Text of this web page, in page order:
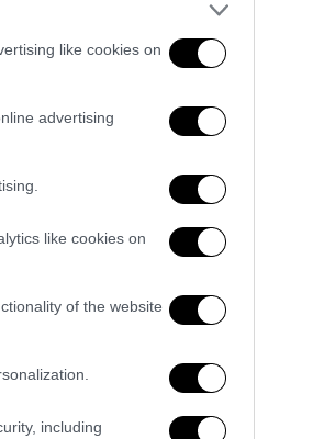
like cookies on
advertising
like cookies on
of the website
including